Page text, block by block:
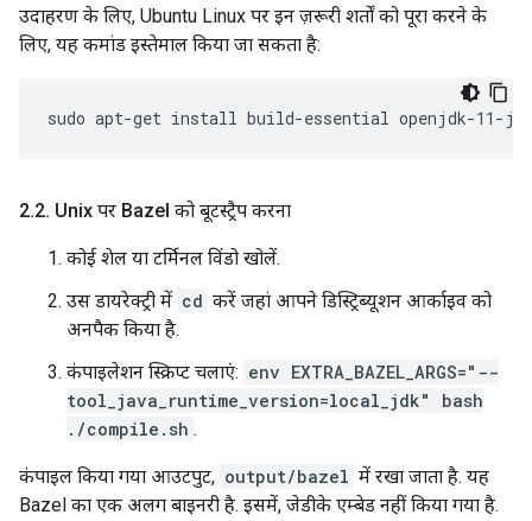
उदाहरण के लिए, Ubuntu Linux पर इन ज़रूरी शर्तों को पूरा करने के
लिए, यह कमांड इस्तेमाल किया जा सकता है:
sudo apt-get install build-essential openjdk-11-
2.2. Unix पर Bazel को बूटस्ट्रैप करना
कोई शेल या टर्मिनल विंडो खोलें.
उस डायरेक्ट्री में cd करें जहां आपने डिस्ट्रिब्यूशन आर्काइव को
अनपैक किया है.
कंपाइलेशन स्क्रिप्ट चलाएं: env EXTRA_BAZEL_ARGS="--
tool_java_runtime_version=local_jdk" bash
./compile.sh .
कंपाइल किया गया आउटपुट, output/bazel में रखा जाता है. यह
Bazel का एक अलग बाइनरी है. इसमें, जेडीके एम्बेड नहीं किया गया है.